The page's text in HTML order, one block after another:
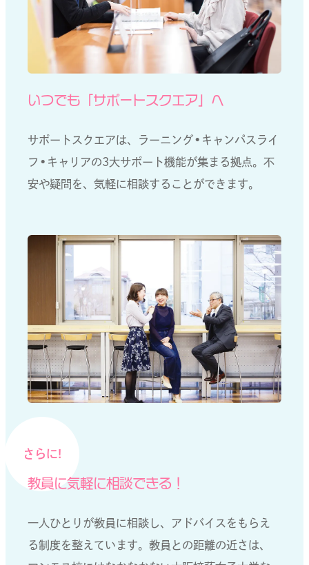
いつでも「サポートスクエア」へ
サポートスクエアは、ラーニング・キャンパスライ
フ・キャリアの3大サポート機能が集まる拠点。不
安や疑問を、気軽に相談することができます。
さらに！
教員に気軽に相談できる！
一人ひとりが教員に相談し、アドバイスをもらえ
る制度を整えています。教員との距離の近さは、